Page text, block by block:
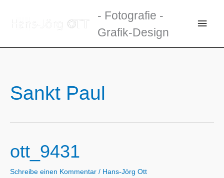
Inhalt
- Fotografie -
Grafik-Design
Sankt Paul
ott_9431
Schreibe einen Kommentar / Hans-Jörg Ott